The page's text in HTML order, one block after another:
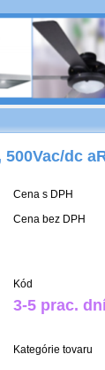
dc
Cena s DPH
Cena bez DPH
Kód
3-5 prac.
Kategórie tovaru